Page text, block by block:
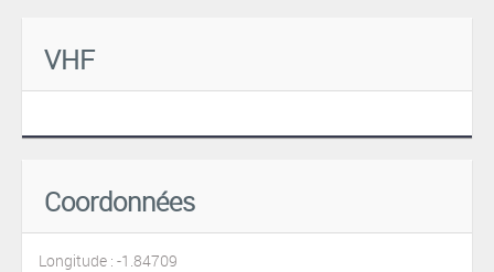
VHF
Coordonnées
Longitude : -1.84709